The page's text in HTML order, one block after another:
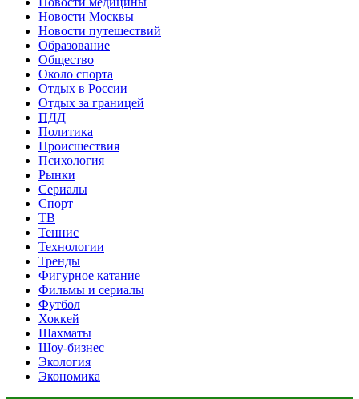
Новости Москвы
Новости путешествий
Образование
Общество
Около спорта
Отдых в России
Отдых за границей
ПДД
Политика
Происшествия
Психология
Рынки
Сериалы
Спорт
ТВ
Теннис
Технологии
Тренды
Фигурное катание
Фильмы и сериалы
Футбол
Хоккей
Шахматы
Шоу-бизнес
Экология
Экономика